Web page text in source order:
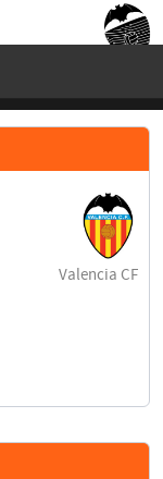
Valencia CF